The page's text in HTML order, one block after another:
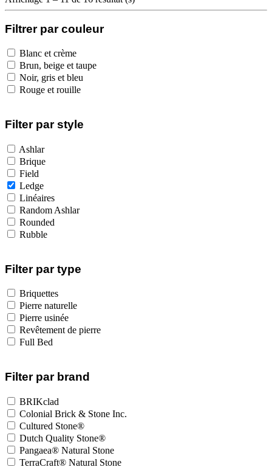
Filtrer par couleur
Blanc et crème
Brun, beige et taupe
Noir, gris et bleu
Rouge et rouille
Filter par style
Ashlar
Brique
Field
Ledge
Linéaires
Random Ashlar
Rounded
Rubble
Filter par type
Briquettes
Pierre naturelle
Pierre usinée
Revêtement de pierre
Full Bed
Filter par brand
BRIKclad
Colonial Brick & Stone Inc.
Cultured Stone®
Dutch Quality Stone®
Pangaea® Natural Stone
TerraCraft® Natural Stone